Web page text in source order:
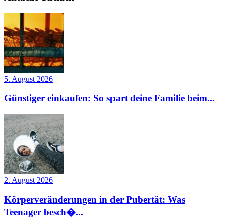
5. August 2026
Günstiger einkaufen: So spart deine Familie beim...
2. August 2026
Körperveränderungen in der Pubertät: Was
Teenager besch�...